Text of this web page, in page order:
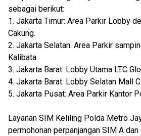
sebagai berikut:
1. Jakarta Timur: Area Parkir Lobby
Cakung.
2. Jakarta Selatan: Area Parkir
Kalibata
3. Jakarta Barat: Lobby Utama LTC
4. Jakarta Barat: Lobby Selatan Mall
5. Jakarta Pusat: Area Parkir Kantor
Layanan SIM Keliling Polda Metro
permohonan perpanjangan SIM A dan